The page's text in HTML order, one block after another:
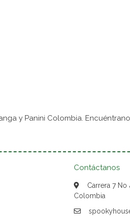
y Panini Colombia.
Contáctanos
Carrera 7 No
Colombia